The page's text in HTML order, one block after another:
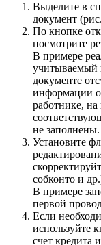
Выделите в
документ
По кнопке
посмотрите
В примере
учитываемый
документе
информации о
работнике, на
не заполнены.
Установите
собконто и
В примере
первой
Если
используйте
счет кредита